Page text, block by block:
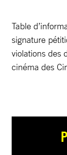
Table
signature
violations des
cinéma des